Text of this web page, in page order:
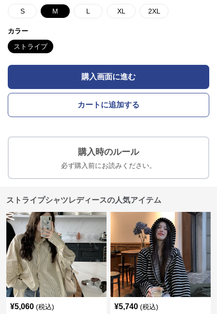
S M L XL 2XL
カラー
ストライプ
購入画面に進む
カートに追加する
購入時のルール
必ず購入前にお読みください。
ストライプシャツレディースの人気アイテム
¥5,060 (税込) ¥5,740 (税込)